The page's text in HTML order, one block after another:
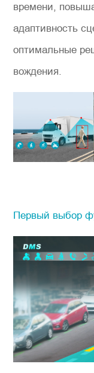
времени,
адаптивность
оптимальные
вождения.
Первый выбор